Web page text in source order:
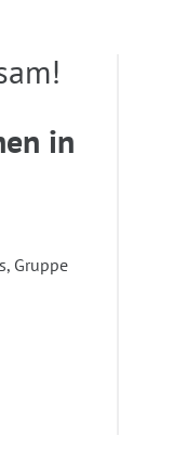
in
Gruppe